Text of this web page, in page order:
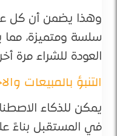
وهذا يضمن أن كل
سلسة ومتميزة، مما
العودة للشراء مرة
التنبؤ بالمبيعات
يمكن للذكاء
في المستقبل بناءً